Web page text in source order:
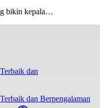
bikin kepala…
dan Berpengalaman